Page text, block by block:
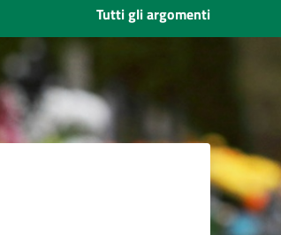
Tutti gli argomenti